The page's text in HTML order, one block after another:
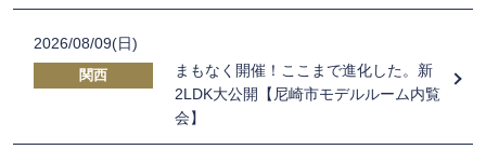
2026/08/09(日)
関西
まもなく開催！ここまで進化した。新
2LDK大公開【尼崎市モデルルーム内覧
会】